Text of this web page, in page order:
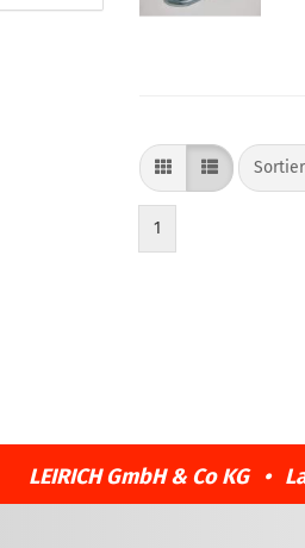
1
LEIRICH GmbH & Co KG •